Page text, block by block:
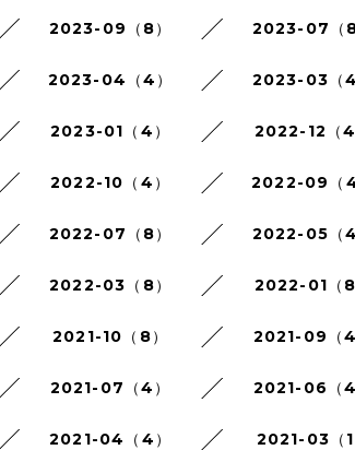
2023-09（8） 2023-07（8
2023-04（4） 2023-03（4
2023-01（4） 2022-12（4
2022-10（4） 2022-09（4
2022-07（8） 2022-05（4
2022-03（8） 2022-01（8
2021-10（8） 2021-09（4
2021-07（4） 2021-06（4
2021-04（4） 2021-03（1